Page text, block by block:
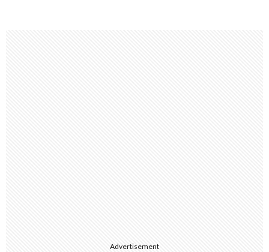
Advertisement